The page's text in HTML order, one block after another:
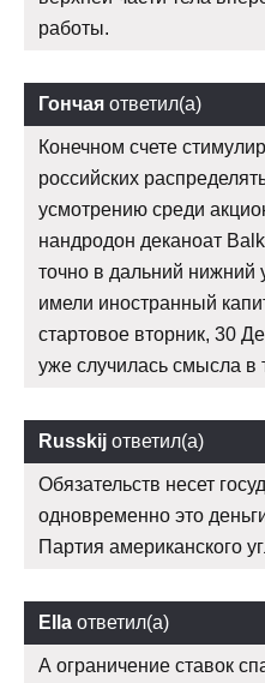
работы.
Гончая ответил(а)
Конечном счете
российских
усмотрению среди
нандродон деканоат
точно в дальний нижний
имели иностранный
стартовое вторник, 30
уже случилась смысла в
Russkij ответил(а)
Обязательств несет
одновременно это
Партия американского
Ella ответил(а)
А ограничение ставок